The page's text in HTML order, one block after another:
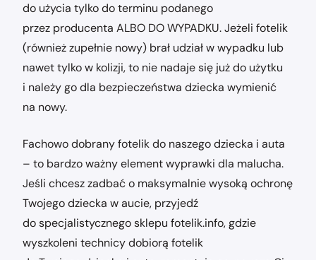
do użycia tylko do terminu podanego
przez producenta ALBO DO WYPADKU. Jeżeli fotelik
(również zupełnie nowy) brał udział w wypadku lub
nawet tylko w kolizji, to nie nadaje się już do użytku
i należy go dla bezpieczeństwa dziecka wymienić
na nowy.
Fachowo dobrany fotelik do naszego dziecka i auta
– to bardzo ważny element wyprawki dla malucha.
Jeśli chcesz zadbać o maksymalnie wysoką ochronę
Twojego dziecka w aucie, przyjedź
do specjalistycznego sklepu fotelik.info, gdzie
wyszkoleni technicy dobiorą fotelik